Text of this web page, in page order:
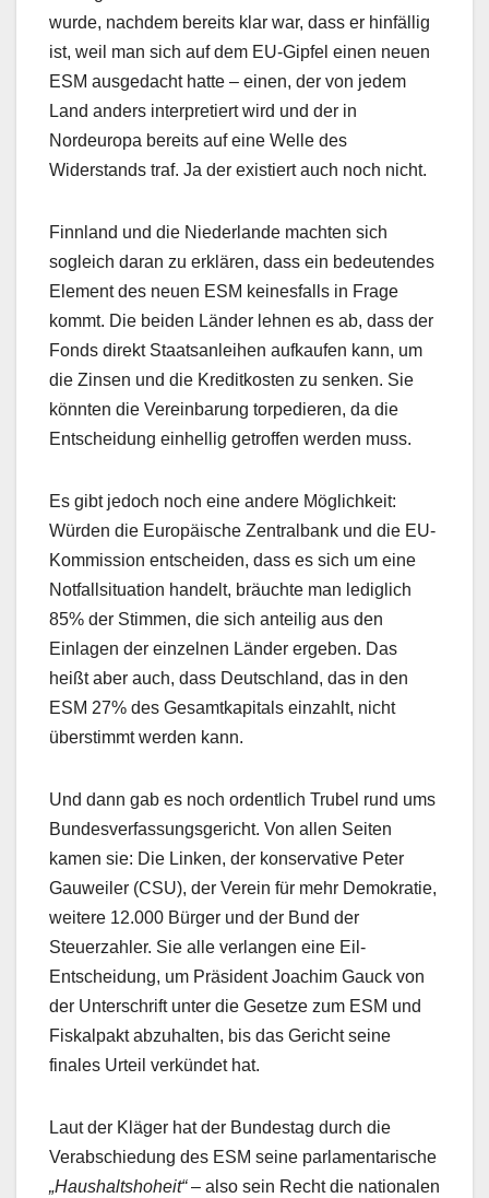
wurde, nachdem bereits klar war, dass er hinfällig
ist, weil man sich auf dem EU-Gipfel einen neuen
ESM ausgedacht hatte – einen, der von jedem
Land anders interpretiert wird und der in
Nordeuropa bereits auf eine Welle des
Widerstands traf. Ja der existiert auch noch nicht.
Finnland und die Niederlande machten sich
sogleich daran zu erklären, dass ein bedeutendes
Element des neuen ESM keinesfalls in Frage
kommt. Die beiden Länder lehnen es ab, dass der
Fonds direkt Staatsanleihen aufkaufen kann, um
die Zinsen und die Kreditkosten zu senken. Sie
könnten die Vereinbarung torpedieren, da die
Entscheidung einhellig getroffen werden muss.
Es gibt jedoch noch eine andere Möglichkeit:
Würden die Europäische Zentralbank und die EU-
Kommission entscheiden, dass es sich um eine
Notfallsituation handelt, bräuchte man lediglich
85% der Stimmen, die sich anteilig aus den
Einlagen der einzelnen Länder ergeben. Das
heißt aber auch, dass Deutschland, das in den
ESM 27% des Gesamtkapitals einzahlt, nicht
überstimmt werden kann.
Und dann gab es noch ordentlich Trubel rund ums
Bundesverfassungsgericht. Von allen Seiten
kamen sie: Die Linken, der konservative Peter
Gauweiler (CSU), der Verein für mehr Demokratie,
weitere 12.000 Bürger und der Bund der
Steuerzahler. Sie alle verlangen eine Eil-
Entscheidung, um Präsident Joachim Gauck von
der Unterschrift unter die Gesetze zum ESM und
Fiskalpakt abzuhalten, bis das Gericht seine
finales Urteil verkündet hat.
Laut der Kläger hat der Bundestag durch die
Verabschiedung des ESM seine parlamentarische
„Haushaltshoheit“– also sein Recht die nationalen